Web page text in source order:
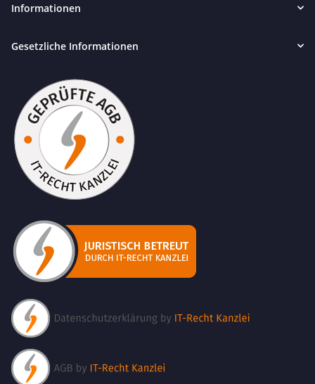
Informationen
Gesetzliche Informationen